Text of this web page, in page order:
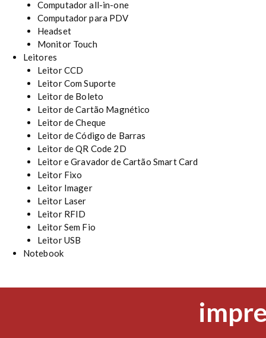
Computador all-in-one
Computador para PDV
Headset
Monitor Touch
Leitores
Leitor CCD
Leitor Com Suporte
Leitor de Boleto
Leitor de Cartão Magnético
Leitor de Cheque
Leitor de Código de Barras
Leitor de QR Code 2D
Leitor e Gravador de Cartão Smart Card
Leitor Fixo
Leitor Imager
Leitor Laser
Leitor RFID
Leitor Sem Fio
Leitor USB
Notebook